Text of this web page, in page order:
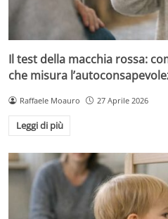
Il test della macchia rossa:
che misura
Raffaele Moauro 27 Aprile 2026
Leggi di più